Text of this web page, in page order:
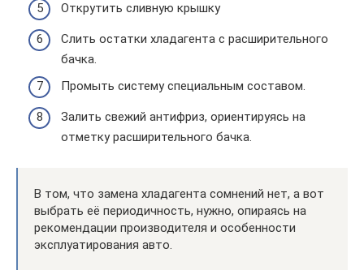
Открутить сливную крышку
Слить остатки хладагента с расширительного
бачка.
Промыть систему специальным составом.
Залить свежий антифриз, ориентируясь на
отметку расширительного бачка.
В том, что замена хладагента сомнений нет, а вот
выбрать её периодичность, нужно, опираясь на
рекомендации производителя и особенности
эксплуатирования авто.